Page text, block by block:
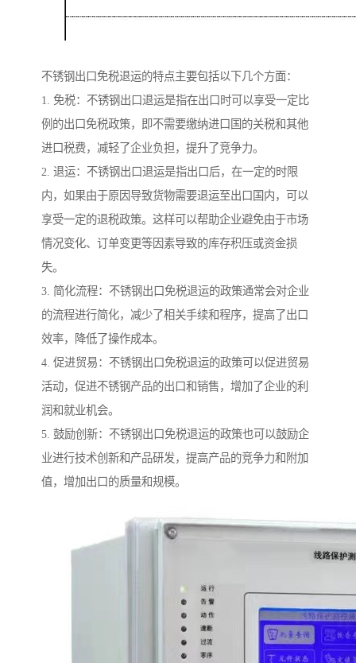
不锈钢出口免税退运的特点主要包括以下几个方面：
1. 免税：不锈钢出口退运是指在出口时可以享受一定比
例的出口免税政策，即不需要缴纳进口国的关税和其他
进口税费，减轻了企业负担，提升了竞争力。
2. 退运：不锈钢出口退运是指出口后，在一定的时限
内，如果由于原因导致货物需要退运至出口国内，可以
享受一定的退税政策。这样可以帮助企业避免由于市场
情况变化、订单变更等因素导致的库存积压或资金损
失。
3. 简化流程：不锈钢出口免税退运的政策通常会对企业
的流程进行简化，减少了相关手续和程序，提高了出口
效率，降低了操作成本。
4. 促进贸易：不锈钢出口免税退运的政策可以促进贸易
活动，促进不锈钢产品的出口和销售，增加了企业的利
润和就业机会。
5. 鼓励创新：不锈钢出口免税退运的政策也可以鼓励企
业进行技术创新和产品研发，提高产品的竞争力和附加
值，增加出口的质量和规模。